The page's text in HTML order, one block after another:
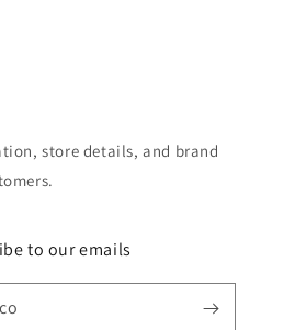
store details, and brand
to our emails